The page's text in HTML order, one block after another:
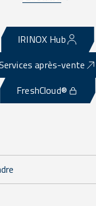
IRINOX Hub
après-vente
FreshCloud®